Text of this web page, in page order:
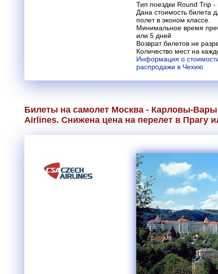
Тип поездки Round Trip
Дана стоимость билета
полет в эконом классе.
Минимальное время
или 5 дней
Возврат билетов не
Количество мест на
Информация о
распродажи в Чехию
Билеты на самолет Москва - Карловы-
Airlines. Снижена цена на перелет в Прагу